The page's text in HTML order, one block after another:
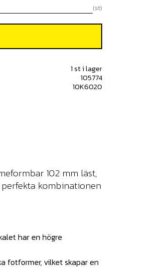
st
1 st i lager
105774
10K6020
102 mm läst,
kombinationen
har en högre
fotformer, vilket skapar en